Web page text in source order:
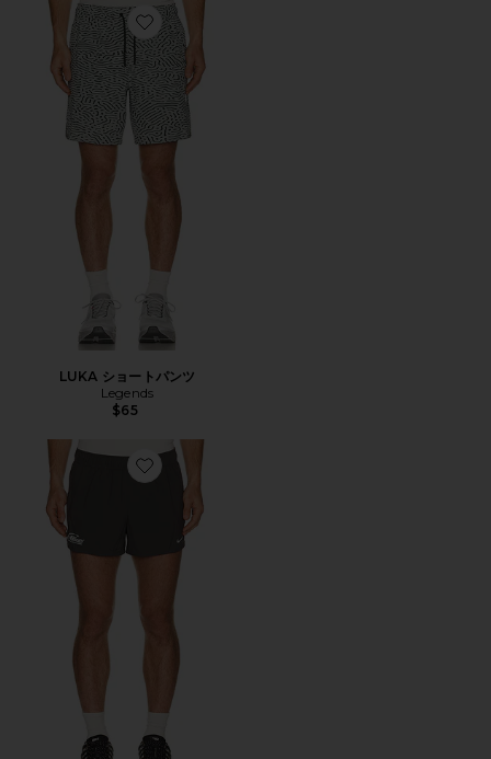
Favorite LUKA ショートパンツ
LUKA ショートパンツ
Legends
$65
Favorite NO FRANCHISE ショートパンツ